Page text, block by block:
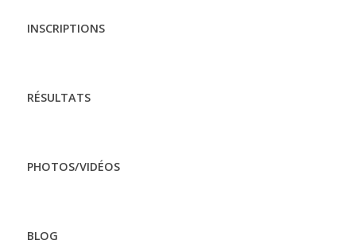
INSCRIPTIONS
RÉSULTATS
PHOTOS/VIDÉOS
BLOG